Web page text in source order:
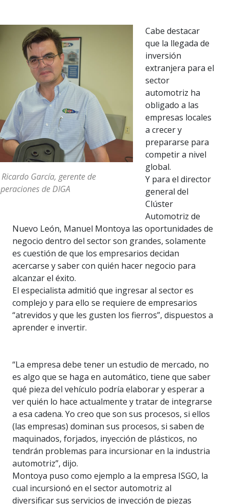
Ricardo García, gerente de
de DIGA
Cabe destacar
que la llegada de
inversión
extranjera para el
sector
automotriz ha
obligado a las
empresas locales
a crecer y
prepararse para
competir a nivel
global.
Y para el director
general del
Clúster
Automotriz de
Nuevo León, Manuel Montoya las oportunidades de
negocio dentro del sector son grandes, solamente
es cuestión de que los empresarios decidan
acercarse y saber con quién hacer negocio para
alcanzar el éxito.
El especialista admitió que ingresar al sector es
complejo y para ello se requiere de empresarios
“atrevidos y que les gusten los fierros”, dispuestos a
aprender e invertir.
“La empresa debe tener un estudio de mercado, no
es algo que se haga en automático, tiene que saber
qué pieza del vehículo podría elaborar y esperar a
ver quién lo hace actualmente y tratar de integrarse
a esa cadena. Yo creo que son sus procesos, si ellos
(las empresas) dominan sus procesos, si saben de
maquinados, forjados, inyección de plásticos, no
tendrán problemas para incursionar en la industria
automotriz”, dijo.
Montoya puso como ejemplo a la empresa ISGO, la
cual incursionó en el sector automotriz al
diversificar sus servicios de inyección de piezas